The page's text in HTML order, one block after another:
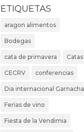
ETIQUETAS
aragon alimentos
Bodegas
cata de primavera Catas
CECRV conferencias
Dia internacional Garnacha
Ferias de vino
Fiesta de la Vendimia